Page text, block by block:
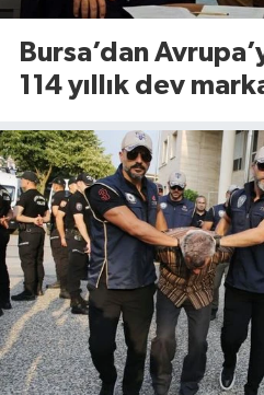
Bursa’dan
114 yıllık dev